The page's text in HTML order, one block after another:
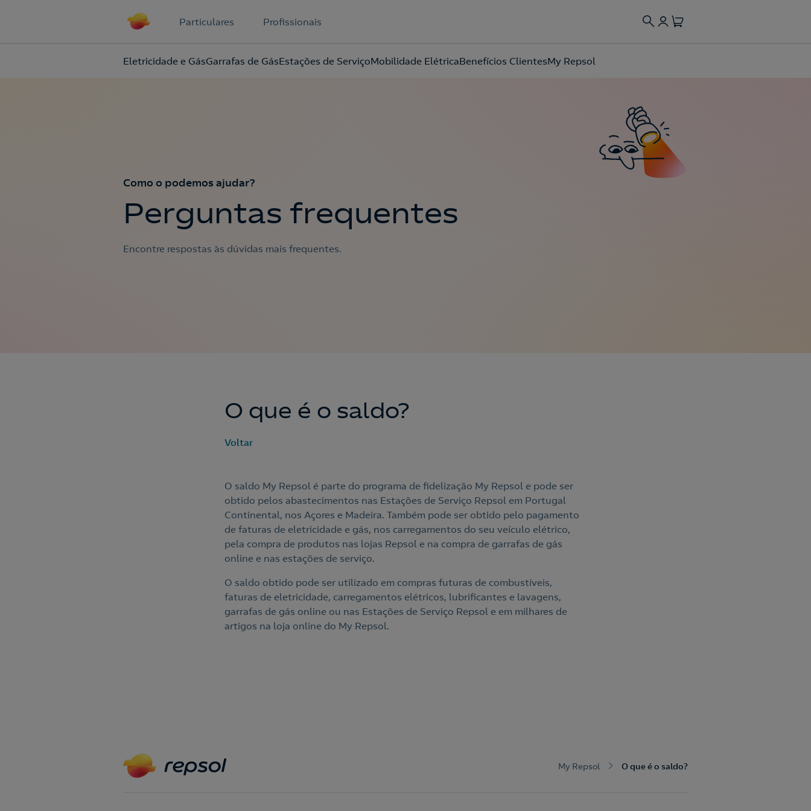
Particulares Profissionais
Eletricidade e GásGarrafas de GásEstações de ServiçoMobilidade ElétricaBenefícios ClientesMy Repsol
Acepto la política de protección de datos.
Como o podemos ajudar?
Perguntas frequentes
Encontre respostas às dúvidas mais frequentes.
O que é o saldo?
Voltar
O saldo My Repsol é parte do programa de fidelização My Repsol e pode ser
obtido pelos abastecimentos nas Estações de Serviço Repsol em Portugal
Continental, nos Açores e Madeira. Também pode ser obtido pelo pagamento
de faturas de eletricidade e gás, nos carregamentos do seu veículo elétrico,
pela compra de produtos nas lojas Repsol e na compra de garrafas de gás
online e nas estações de serviço.
O saldo obtido pode ser utilizado em compras futuras de combustíveis,
faturas de eletricidade, carregamentos elétricos, lubrificantes e lavagens,
garrafas de gás online ou nas Estações de Serviço Repsol e em milhares de
artigos na loja online do My Repsol.
My Repsol O que é o saldo?